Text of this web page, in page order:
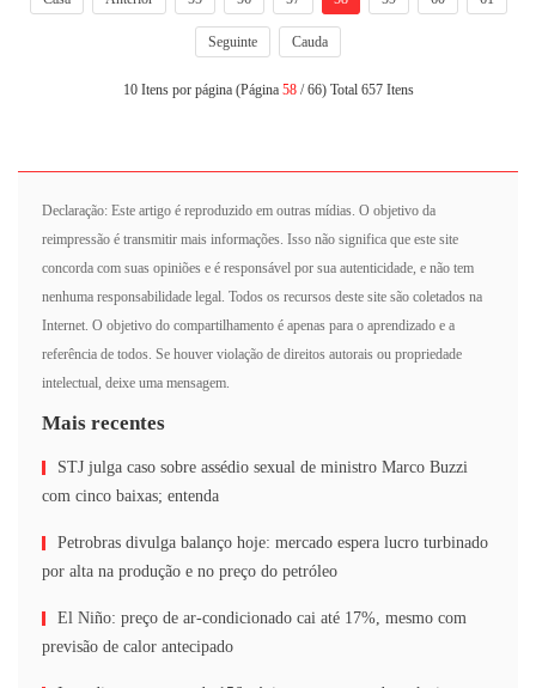
Seguinte Cauda
10 Itens por página (Página 58/ 66) Total 657 Itens
Declaração: Este artigo é reproduzido em outras mídias. O objetivo da
reimpressão é transmitir mais informações. Isso não significa que este site
concorda com suas opiniões e é responsável por sua autenticidade, e não tem
nenhuma responsabilidade legal. Todos os recursos deste site são coletados na
Internet. O objetivo do compartilhamento é apenas para o aprendizado e a
referência de todos. Se houver violação de direitos autorais ou propriedade
intelectual, deixe uma mensagem.
Mais recentes
STJ julga caso sobre assédio sexual de ministro Marco Buzzi
com cinco baixas; entenda
Petrobras divulga balanço hoje: mercado espera lucro turbinado
por alta na produção e no preço do petróleo
El Niño: preço de ar-condicionado cai até 17%, mesmo com
previsão de calor antecipado